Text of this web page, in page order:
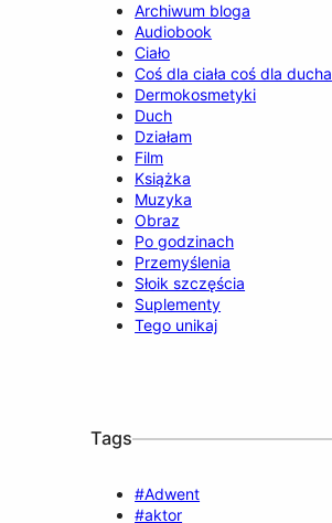
Archiwum bloga
Audiobook
Ciało
Coś dla ciała coś dla ducha
Dermokosmetyki
Duch
Działam
Film
Książka
Muzyka
Obraz
Po godzinach
Przemyślenia
Słoik szczęścia
Suplementy
Tego unikaj
Tags
#Adwent
#aktor